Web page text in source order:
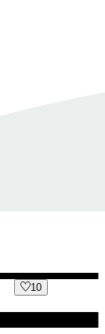
10